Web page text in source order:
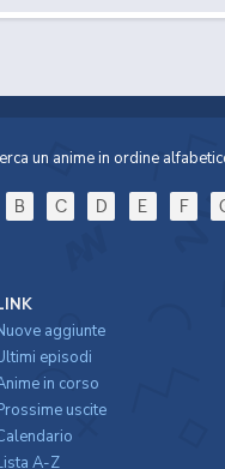
un anime in ordine
B C D E F
aggiunte
episodi
in corso
uscite
A-Z